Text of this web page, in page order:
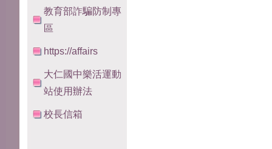
教育部詐騙防制專
區
https://affairs
大仁國中樂活運動
站使用辦法
校長信箱